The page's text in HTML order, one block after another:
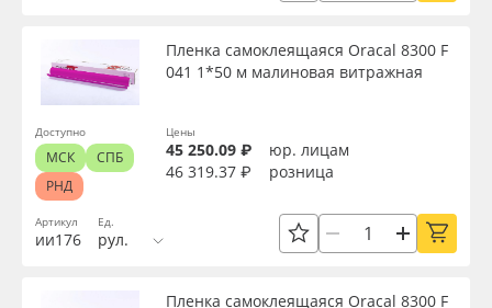
Артикул
ии176
Пленка самоклеящаяся Oracal 8300 F
041 1*50 м малиновая витражная
Ед.
рул.
Цены
45 250.09 ₽
юр. лицам
46 319.37 ₽
розница
Доступно
МСК
СПБ
РНД
Пленка самоклеящаяся Oracal 8300 F